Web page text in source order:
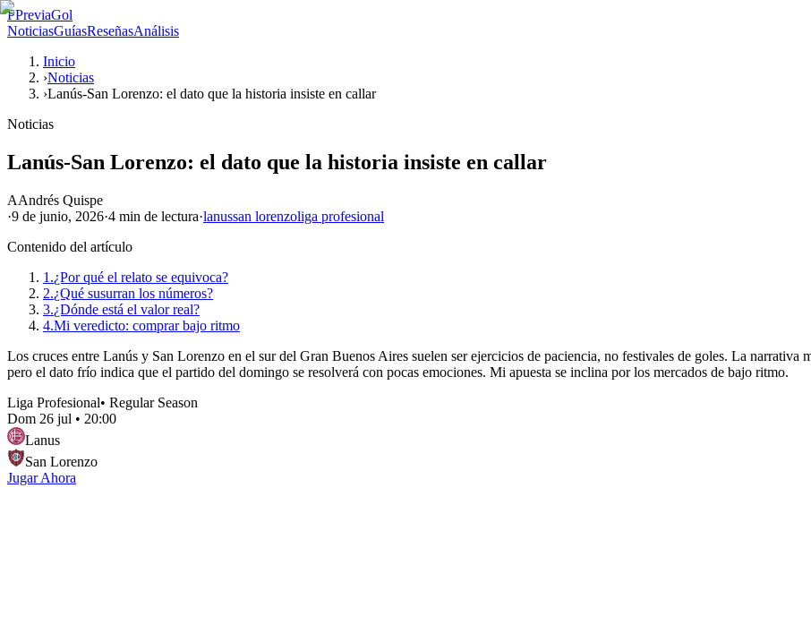
PPreviaGol
NoticiasGuíasReseñasAnálisis
Inicio
›Noticias
›Lanús-San Lorenzo: el dato que la historia insiste en callar
Noticias
Lanús-San Lorenzo: el dato que la historia insiste en callar
AAndrés Quispe
·9 de junio, 2026·4 min de lectura·lanussan lorenzoliga profesional
Contenido del artículo
1.¿Por qué el relato se equivoca?
2.¿Qué susurran los números?
3.¿Dónde está el valor real?
4.Mi veredicto: comprar bajo ritmo
Los cruces entre Lanús y San Lorenzo en el sur del Gran Buenos Aires suelen ser ejercicios de paciencia, no festivales de goles. La
pero el dato frío indica que el partido del domingo se resolverá con pocas emociones. Mi apuesta se inclina por los mercados de bajo ritmo.
Liga Profesional• Regular Season
Dom 26 jul • 20:00
Lanus
San Lorenzo
Jugar Ahora